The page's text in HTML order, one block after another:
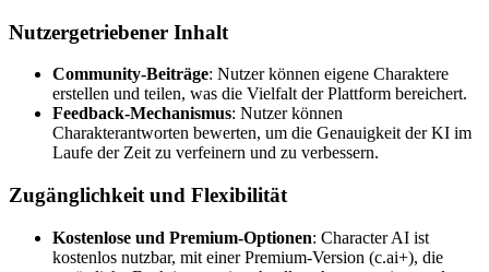
Nutzergetriebener Inhalt
Community-Beiträge: Nutzer können eigene Charaktere
erstellen und teilen, was die Vielfalt der Plattform bereichert.
Feedback-Mechanismus: Nutzer können
Charakterantworten bewerten, um die Genauigkeit der KI im
Laufe der Zeit zu verfeinern und zu verbessern.
Zugänglichkeit und Flexibilität
Kostenlose und Premium-Optionen: Character AI ist
kostenlos nutzbar, mit einer Premium-Version (c.ai+), die